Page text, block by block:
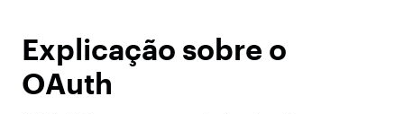
Explicação sobre o
OAuth